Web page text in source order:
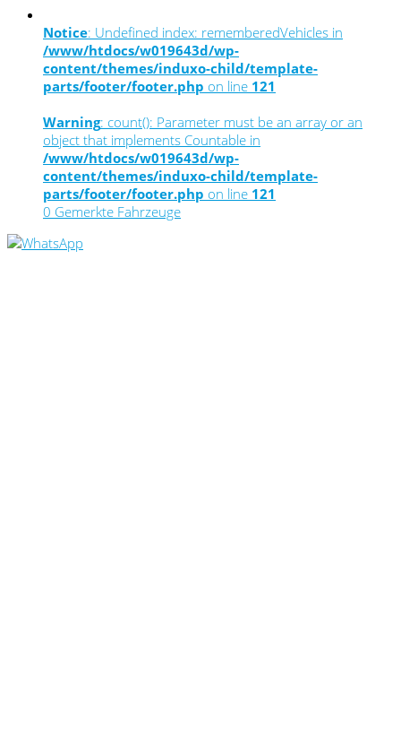
Notice: Undefined index: rememberedVehicles in
/www/htdocs/w019643d/wp-
content/themes/induxo-child/template-
parts/footer/footer.php on line 121
Warning: count(): Parameter must be an array or an
object that implements Countable in
/www/htdocs/w019643d/wp-
content/themes/induxo-child/template-
parts/footer/footer.php on line 121
0 Gemerkte Fahrzeuge